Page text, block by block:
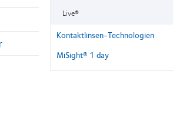
Live®
Kontaktlinsen-Technologien
MiSight® 1 day